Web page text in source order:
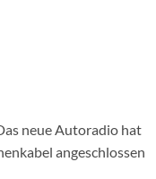
neue Autoradio hat
angeschlossen